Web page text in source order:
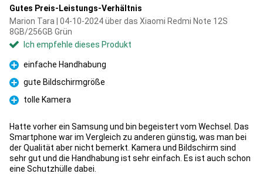
Gutes Preis-Leistungs-Verhältnis
Marion Tara | 04-10-2024 über das Xiaomi Redmi Note 12S
8GB/256GB Grün
Ich empfehle dieses Produkt
Pro
einfache Handhabung
Pro
gute Bildschirmgröße
Pro
tolle Kamera
Hatte vorher ein Samsung und bin begeistert vom Wechsel. Das
Smartphone war im Vergleich zu anderen günstig, was man bei
der Qualität aber nicht bemerkt. Kamera und Bildschirm sind
sehr gut und die Handhabung ist sehr einfach. Es ist auch schon
eine Schutzhülle dabei.